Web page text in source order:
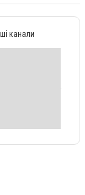
канали